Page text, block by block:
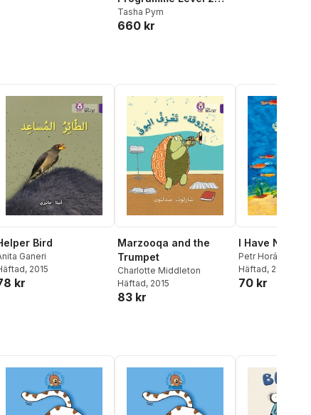
Blue Goo 6Pack
Tasha Pym
660 kr
Bird
Ganeri
, 2015
kr
Marzooqa and the
Trumpet
Charlotte Middleton
Häftad, 2015
83 kr
I Have
Petr Horáček
Häftad, 2015
70 kr